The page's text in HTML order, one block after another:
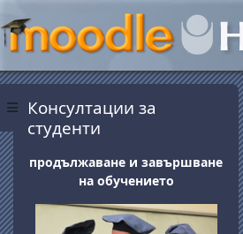
Страничен панел
Блокове
Консултации за
студенти
продължаване и завършване
на обучението